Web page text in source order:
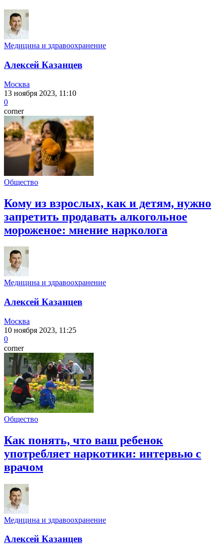
Медицина и здравоохранение
Алексей Казанцев
Москва
13 ноября 2023, 11:10
0
corner
Общество
Кому из взрослых, как и детям, нужно
запретить продавать алкогольное
мороженое: мнение нарколога
Медицина и здравоохранение
Алексей Казанцев
Москва
10 ноября 2023, 11:25
0
corner
Общество
Как понять, что ваш ребенок
употребляет наркотики: интервью с
врачом
Медицина и здравоохранение
Алексей Казанцев